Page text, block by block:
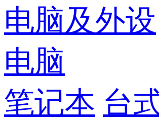
电脑及外设
电脑
笔记本 台